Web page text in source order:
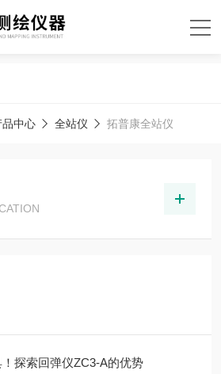
品中心 全站仪 拓普康全站仪
探索回弹仪ZC3-A的优势